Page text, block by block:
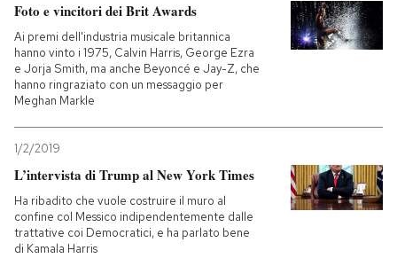
Foto e vincitori dei Brit Awards
Ai premi dell'industria musicale britannica
hanno vinto i 1975, Calvin Harris, George Ezra
e Jorja Smith, ma anche Beyoncé e Jay-Z, che
hanno ringraziato con un messaggio per
Meghan Markle
1/2/2019
L’intervista di Trump al New York Times
Ha ribadito che vuole costruire il muro al
confine col Messico indipendentemente dalle
trattative coi Democratici, e ha parlato bene
di Kamala Harris